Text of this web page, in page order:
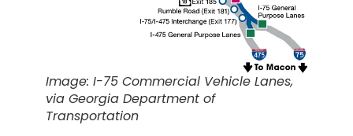
Image: I-75 Commercial Vehicle Lanes,
via Georgia Department of
Transportation